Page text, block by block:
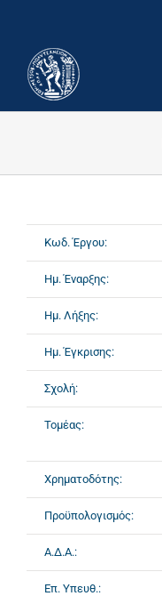
Κωδ. Έργου:
Ημ. Έναρξης:
Ημ. Λήξης:
Ημ. Έγκρισης:
Σχολή:
Τομέας:
Χρηματοδότης:
Προϋπολογισμός:
Α.Δ.Α.:
Επ. Υπευθ.: